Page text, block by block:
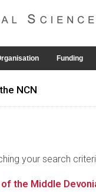
Funding
NCN
your search
the Middle